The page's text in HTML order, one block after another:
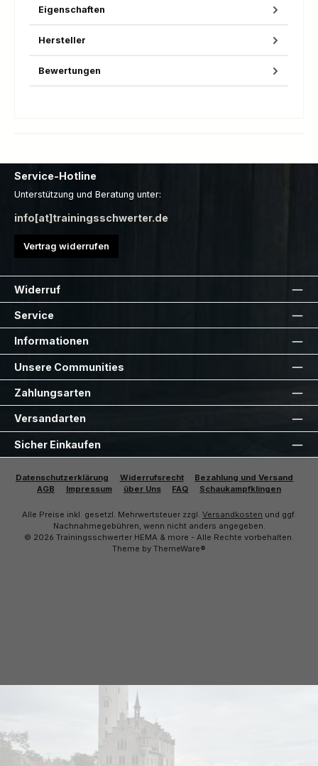
Eigenschaften
Hersteller
Bewertungen
Service-Hotline
Unterstützung und Beratung unter:
info[at]trainingsschwerter.de
Vertrag widerrufen
Widerruf
Service
Informationen
Unsere Communities
Zahlungsarten
Versandarten
Sicher Einkaufen
Datenschutzerklärung Widerrufsrecht
Bezahlung und Versand
AGB
Impressum über Uns FAQ Schaukampfklingen
Alle Preise inkl. gesetzl. Mehrwertsteuer zzgl. Versandkosten und ggf.
Nachnahmegebühren, wenn nicht anders angegeben.
© 2026 Trainingsschwerter HEMA & more - Alle Rechte vorbehalten.
Theme by ThemeWare®